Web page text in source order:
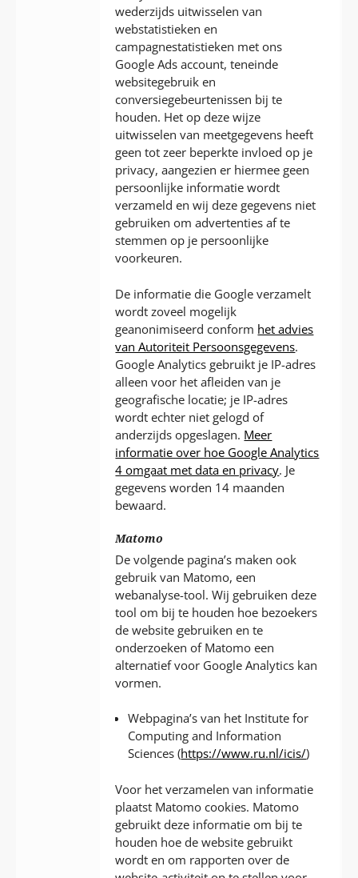
wederzijds uitwisselen van
webstatistieken en
campagnestatistieken met ons
Google Ads account, teneinde
websitegebruik en
conversiegebeurtenissen bij te
houden. Het op deze wijze
uitwisselen van meetgegevens heeft
geen tot zeer beperkte invloed op je
privacy, aangezien er hiermee geen
persoonlijke informatie wordt
verzameld en wij deze gegevens niet
gebruiken om advertenties af te
stemmen op je persoonlijke
voorkeuren.
De informatie die Google verzamelt
wordt zoveel mogelijk
geanonimiseerd conform het advies
van Autoriteit Persoonsgegevens.
Google Analytics gebruikt je IP-adres
alleen voor het afleiden van je
geografische locatie; je IP-adres
wordt echter niet gelogd of
anderzijds opgeslagen. Meer
informatie over hoe Google Analytics
4 omgaat met data en privacy. Je
gegevens worden 14 maanden
bewaard.
Matomo
De volgende pagina’s maken ook
gebruik van Matomo, een
webanalyse-tool. Wij gebruiken deze
tool om bij te houden hoe bezoekers
de website gebruiken en te
onderzoeken of Matomo een
alternatief voor Google Analytics kan
vormen.
Webpagina’s van het Institute for
Computing and Information
Sciences (https://www.ru.nl/icis/)
Voor het verzamelen van informatie
plaatst Matomo cookies. Matomo
gebruikt deze informatie om bij te
houden hoe de website gebruikt
wordt en om rapporten over de